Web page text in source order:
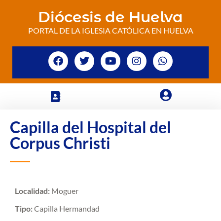
Diócesis de Huelva
PORTAL DE LA IGLESIA CATÓLICA EN HUELVA
Capilla del Hospital del
Corpus Christi
Localidad: Moguer
Tipo:Capilla Hermandad